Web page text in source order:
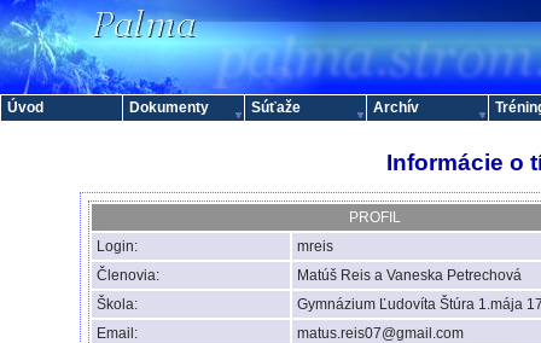
Informácie o
PROFIL
Login:
mreis
Členovia:
Matúš Reis a Vaneska Petrechová
Škola:
Gymnázium Ľudovíta Štúra 1.mája
Email:
matus.reis07@gmail.com
Úvod Dokumenty Súťaže Archív